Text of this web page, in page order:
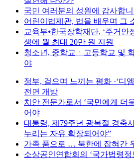
국민 여러분의 성원에 감사합
어린이법제관, 법을 배우며 그
교육부⦁한국장학재단, ‘주거
생에 월 최대 20만 원 지원
청소년, 중학교ㆍ고등학교 및
야
정부, 걸으며 느끼는 평화 ·‘디
전면 개방
치안 전문가로서 ‘국민에게 더
어야
대통령, 제79주년 광복절 경축
누리는 자유 확장되어야”
가족 품으로 … 북한에 잡혀간
소상공인연합회의 ‘국가법령